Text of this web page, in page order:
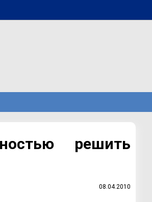
решить
08.04.2010